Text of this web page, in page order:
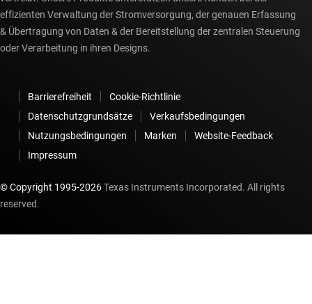
effizienten Verwaltung der Stromversorgung, der genauen Erfassung
& Übertragung von Daten & der Bereitstellung der zentralen Steuerung
oder Verarbeitung in ihren Designs.
Barrierefreiheit
Cookie-Richtlinie
Datenschutzgrundsätze
Verkaufsbedingungen
Nutzungsbedingungen
Marken
Website-Feedback
Impressum
© Copyright 1995-2026Texas Instruments Incorporated. All rights
reserved.